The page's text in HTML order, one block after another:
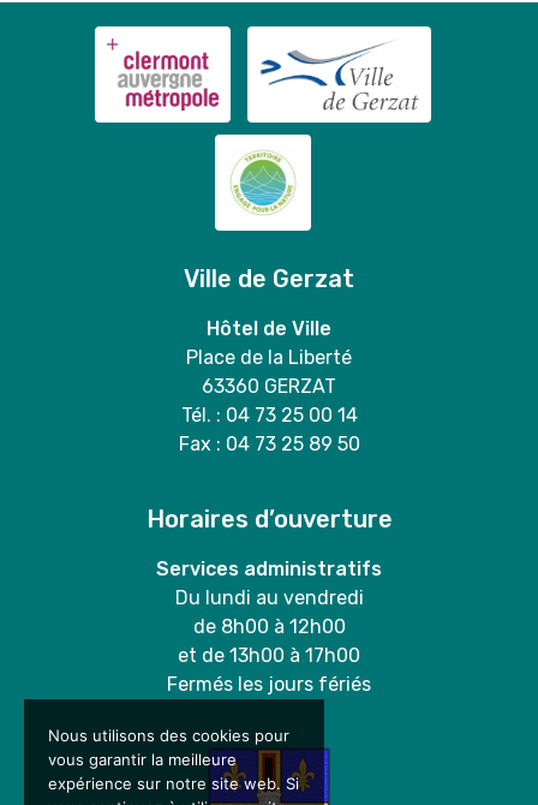
Ville de Gerzat
Hôtel de Ville
Place de la Liberté
63360 GERZAT
Tél. : 04 73 25 00 14
Fax : 04 73 25 89 50
Horaires d’ouverture
Services administratifs
Du lundi au vendredi
de 8h00 à 12h00
et de 13h00 à 17h00
Fermés les jours fériés
Nous utilisons des cookies pour
vous garantir la meilleure
expérience sur notre site web. Si